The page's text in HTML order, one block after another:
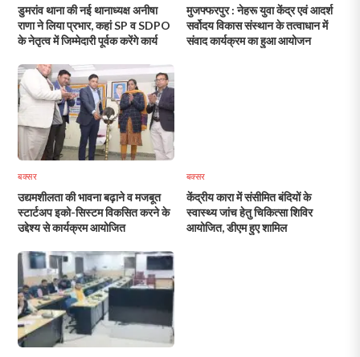
डुमरांव थाना की नई थानाध्यक्ष अनीषा
राणा ने लिया प्रभार, कहां SP व SDPO
के नेतृत्व में जिम्मेदारी पूर्वक करेंगे कार्य
मुजफ्फरपुर : नेहरू युवा केंद्र एवं आदर्श
सर्वोदय विकास संस्थान के तत्वाधान में
संवाद कार्यक्रम का हुआ आयोजन
बक्सर
उद्यमशीलता की भावना बढ़ाने व मजबूत
स्टार्टअप इको-सिस्टम विकसित करने के
उद्देश्य से कार्यक्रम आयोजित
बक्सर
केंद्रीय कारा में संसीमित बंदियों के
स्वास्थ्य जांच हेतु चिकित्सा शिविर
आयोजित, डीएम हुए शामिल